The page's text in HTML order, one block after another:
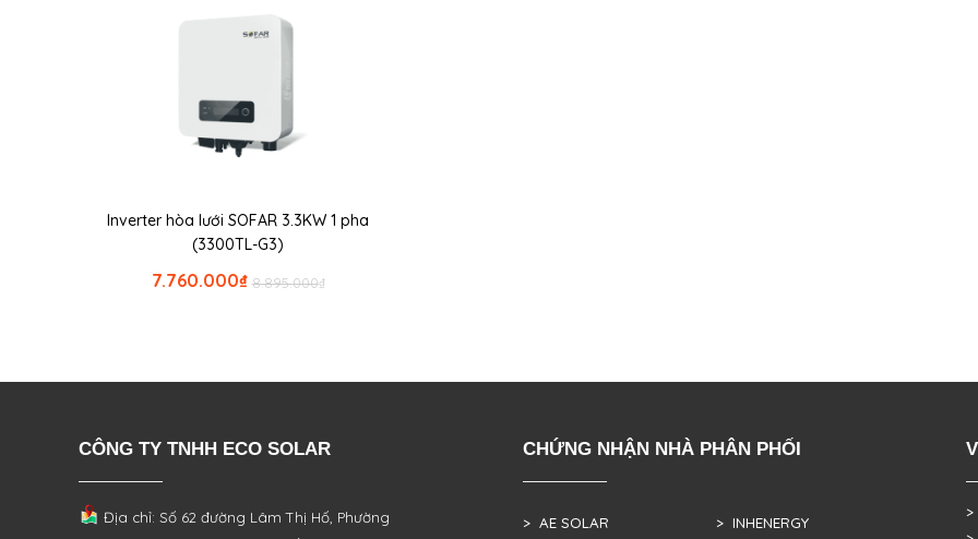
Inverter hòa lưới SOFAR 3.3KW 1 pha
(3300TL-G3)
₫
8.895.000
₫
7.760.000
CÔNG TY TNHH ECO SOLAR
Địa chỉ: Số 62 đường Lâm Thị Hố, Phường
CHỨNG NHẬN NHÀ PHÂN PHỐI
> AE SOLAR > INHENERGY
>